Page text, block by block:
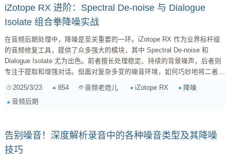
iZotope RX 进阶：Spectral De-noise 与 Dialogue
Isolate 组合拳降噪实战
在音频后期处理中，降噪是至关重要的一环。iZotope RX 作为业界标杆级
的音频修复工具，提供了众多强大的模块，其中 Spectral De-noise 和
Dialogue Isolate 尤为出色。前者擅长处理稳定、持续的背景噪声，后者则
专注于提取和增强对话。但面对复杂多变的噪音环境，如何巧妙地将二者结
Spectral De-noise 和 Dialogue Isolate 各自的特点和适用场景。 ...
2025/3/23 854 音频老炮儿 iZotope RX
降噪
音频后期
告别噪音！深度解析录音中的各种噪音类型及其降噪
技巧